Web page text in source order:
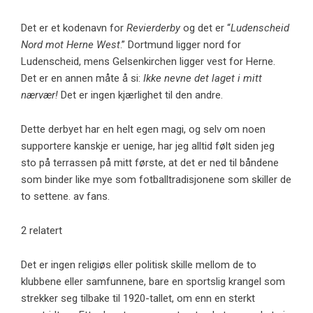
Det er et kodenavn for Revierderby og det er “Ludenscheid
Nord mot Herne West.” Dortmund ligger nord for
Ludenscheid, mens Gelsenkirchen ligger vest for Herne.
Det er en annen måte å si: Ikke nevne det laget i mitt
nærvær! Det er ingen kjærlighet til den andre.
Dette derbyet har en helt egen magi, og selv om noen
supportere kanskje er uenige, har jeg alltid følt siden jeg
sto på terrassen på mitt første, at det er ned til båndene
som binder like mye som fotballtradisjonene som skiller de
to settene. av fans.
2 relatert
Det er ingen religiøs eller politisk skille mellom de to
klubbene eller samfunnene, bare en sportslig krangel som
strekker seg tilbake til 1920-tallet, om enn en sterkt